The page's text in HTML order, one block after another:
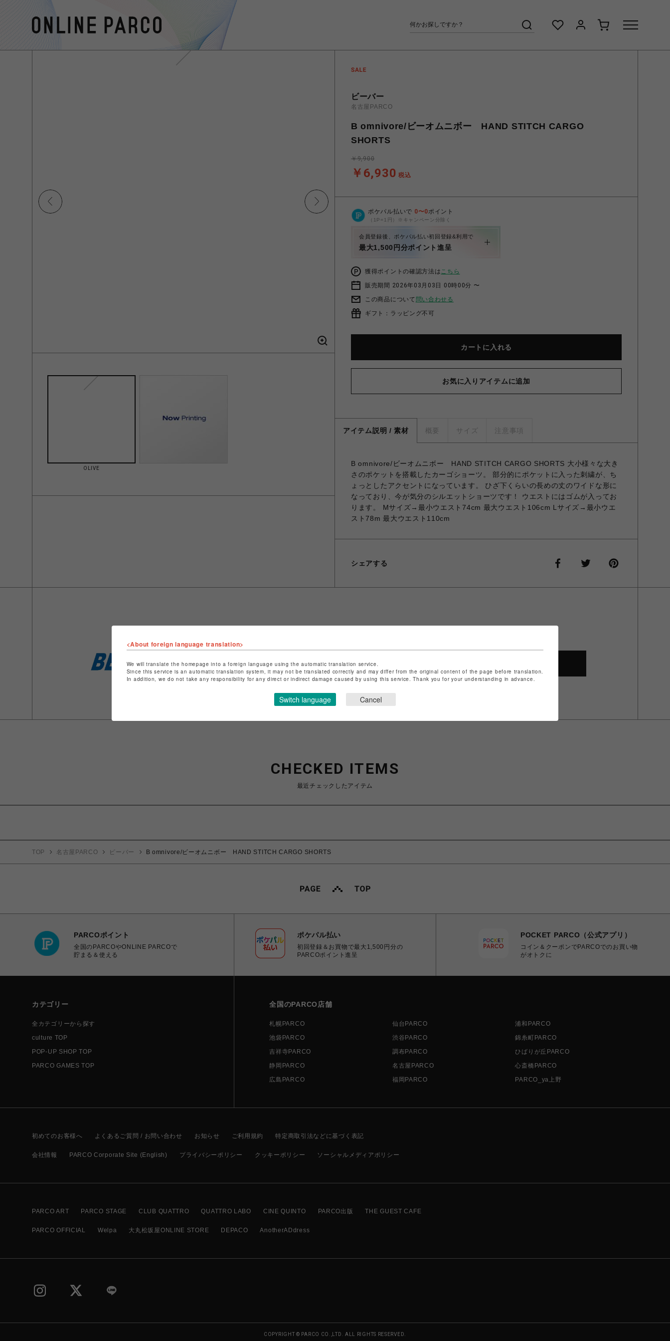
OLIVE
ビーバー
名古屋PARCO
B omnivore/ビーオムニボー HAND STITCH CARGO
SHORTS
￥6,930 税込
￥9,900
ポケパル払いで 0〜0ポイント
（1P=1円）※キャンペーン分除く
会員登録後、ポケパル払い初回登録&利用で
最大1,500円分ポイント進呈
獲得ポイントの確認方法はこちら
販売期間 2026年03月03日 00時00分 〜
この商品について 問い合わせる
ギフト：ラッピング不可
カートに入れる
お気に入りアイテムに追加
アイテム説明 / 素材 概要 サイズ 注意事項
B omnivore/ビーオムニボー HAND STITCH CARGO SHORTS 大小様々な大き
さのポケットを搭載したカーゴショーツ。 部分的にポケットに入った刺繍が、ち
ょっとしたアクセントになっています。 ひざ下くらいの長めの丈のワイドな形に
なっており、今が気分のシルエットショーツです！ ウエストにはゴムが入ってお
ります。 Mサイズ→最小ウエスト74cm 最大ウエスト106cm Lサイズ→最小ウエ
スト78m 最大ウエスト110cm
シェアする
特定商取引法など法令に基づく表記はこちら
CHECKED ITEMS
最近チェックしたアイテム
TOP 名古屋PARCO ビーバー B omnivore/ビーオムニボー HAND STITCH CARGO SHORTS
PARCOポイント
全国のPARCOやONLINE PARCOで
貯まる＆使える
ポケパル払い
初回登録＆お買物で最大1,500円分の
PARCOポイント進呈
POCKET PARCO（公式アプリ）
コイン＆クーポンでPARCOでのお買い物
がオトクに
カテゴリー
全カテゴリーから探す
culture TOP
POP-UP SHOP TOP
PARCO GAMES TOP
全国のPARCO店舗
札幌PARCO 仙台PARCO
浦和PARCO
池袋PARCO
渋谷PARCO
錦糸町PARCO
吉祥寺PARCO
調布PARCO
ひばりが丘PARCO
静岡PARCO
名古屋PARCO
心斎橋PARCO
広島PARCO
福岡PARCO PARCO_ya上野
初めてのお客様へ よくあるご質問 / お問い合わせ お知らせ ご利用規約 特定商取引法などに基づく表記
会社情報 PARCO Corporate Site (English) プライバシーポリシー クッキーポリシー ソーシャルメディアポリシー
PARCO ART PARCO STAGE CLUB QUATTRO QUATTRO LABO CINE QUINTO PARCO出版 THE GUEST CAFE
PARCO OFFICIAL Welpa 大丸松坂屋ONLINE STORE DEPACO AnotherADdress
COPYRIGHT © PARCO CO.,LTD. ALL RIGHTS RESERVED.
<About foreign language translation>
We will translate the homepage into a foreign language using the automatic translation service.
Since this service is an automatic translation system, it may not be translated correctly and may differ from the original content of the page before translation.
In addition, we do not take any responsibility for any direct or indirect damage caused by using this service. Thank you for your understanding in advance.
Switch language Cancel